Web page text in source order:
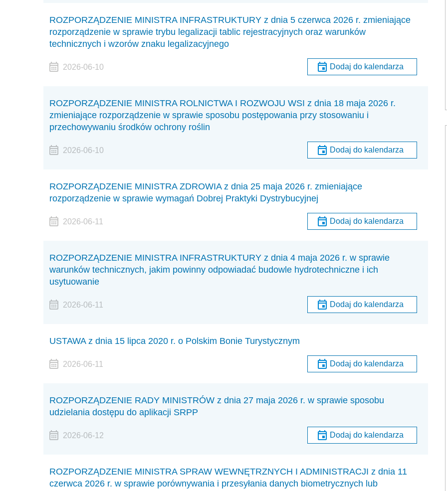
ROZPORZĄDZENIE MINISTRA INFRASTRUKTURY z dnia 5 czerwca 2026 r. zmieniające
rozporządzenie w sprawie trybu legalizacji tablic rejestracyjnych oraz warunków
technicznych i wzorów znaku legalizacyjnego
2026-06-10 Dodaj do kalendarza
ROZPORZĄDZENIE MINISTRA ROLNICTWA I ROZWOJU WSI z dnia 18 maja 2026 r.
zmieniające rozporządzenie w sprawie sposobu postępowania przy stosowaniu i
przechowywaniu środków ochrony roślin
2026-06-10 Dodaj do kalendarza
ROZPORZĄDZENIE MINISTRA ZDROWIA z dnia 25 maja 2026 r. zmieniające
rozporządzenie w sprawie wymagań Dobrej Praktyki Dystrybucyjnej
2026-06-11 Dodaj do kalendarza
ROZPORZĄDZENIE MINISTRA INFRASTRUKTURY z dnia 4 maja 2026 r. w sprawie
warunków technicznych, jakim powinny odpowiadać budowle hydrotechniczne i ich
usytuowanie
2026-06-11 Dodaj do kalendarza
USTAWA z dnia 15 lipca 2020 r. o Polskim Bonie Turystycznym
2026-06-11 Dodaj do kalendarza
ROZPORZĄDZENIE RADY MINISTRÓW z dnia 27 maja 2026 r. w sprawie sposobu
udzielania dostępu do aplikacji SRPP
2026-06-12 Dodaj do kalendarza
ROZPORZĄDZENIE MINISTRA SPRAW WEWNĘTRZNYCH I ADMINISTRACJI z dnia 11
czerwca 2026 r. w sprawie porównywania i przesyłania danych biometrycznych lub